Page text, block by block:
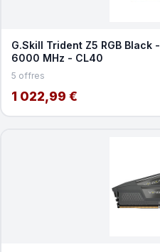
G.Skill Trident Z5 RGB Black
6000 MHz - CL40
5 offres
1 022,99 €